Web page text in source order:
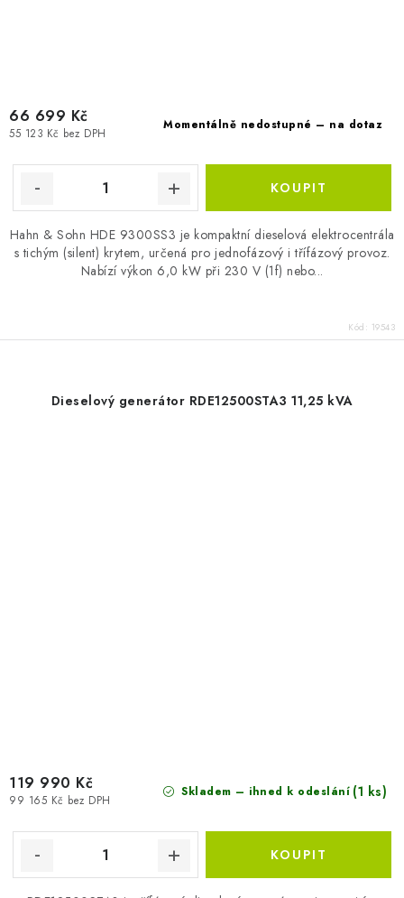
Momentálně nedostupné – na dotaz
55 123 Kč bez DPH
66 699 Kč
Hahn & Sohn HDE 9300SS3 je kompaktní dieselová elektrocentrála
s tichým (silent) krytem, určená pro jednofázový i třífázový provoz.
Nabízí výkon 6,0 kW při 230 V (1f) nebo...
Kód: 19543
Dieselový generátor RDE12500STA3 11,25 kVA
Skladem – ihned k odeslání (1 ks)
99 165 Kč bez DPH
119 990 Kč